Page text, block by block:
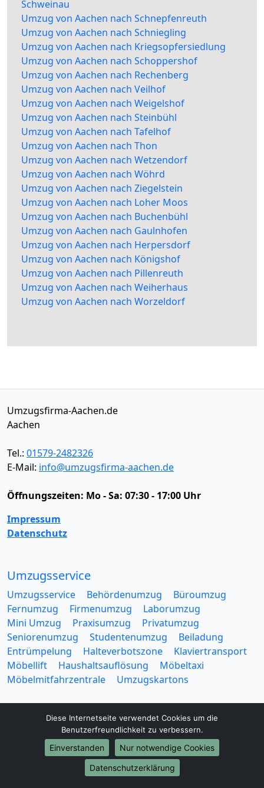
Schweinau
Umzug von Aachen nach Schnepfenreuth
Umzug von Aachen nach Schniegling
Umzug von Aachen nach Kriegsopfersiedlung
Umzug von Aachen nach Schoppershof
Umzug von Aachen nach Rechenberg
Umzug von Aachen nach Veilhof
Umzug von Aachen nach Weigelshof
Umzug von Aachen nach Steinbühl
Umzug von Aachen nach Tafelhof
Umzug von Aachen nach Thon
Umzug von Aachen nach Wetzendorf
Umzug von Aachen nach Wöhrd
Umzug von Aachen nach Ziegelstein
Umzug von Aachen nach Loher Moos
Umzug von Aachen nach Buchenbühl
Umzug von Aachen nach Gaulnhofen
Umzug von Aachen nach Herpersdorf
Umzug von Aachen nach Königshof
Umzug von Aachen nach Pillenreuth
Umzug von Aachen nach Weiherhaus
Umzug von Aachen nach Worzeldorf
Umzugsfirma-Aachen.de
Aachen
Tel.: 01579-2482326
E-Mail: info@umzugsfirma-aachen.de
Öffnungszeiten: Mo - Sa: 07:30 - 17:00 Uhr
Impressum
Datenschutz
Umzugsservice
Umzugsservice Behördenumzug
Büroumzug
Fernumzug
Firmenumzug
Laborumzug
Mini Umzug
Praxisumzug
Privatumzug
Seniorenumzug
Studentenumzug
Beiladung
Entrümpelung
Halteverbotszone
Klaviertransport
Möbellift
Haushaltsauflösung
Möbeltaxi
Möbelmitfahrzentrale
Umzugskartons
Europa-Umzüge
Umzug von Aachen nach Belarus
Diese Internetseite verwendet Cookies um die
Benutzerfreundlichkeit zu verbessern.
Einverstanden
Nur notwendige Cookies
Datenschutzerklärung